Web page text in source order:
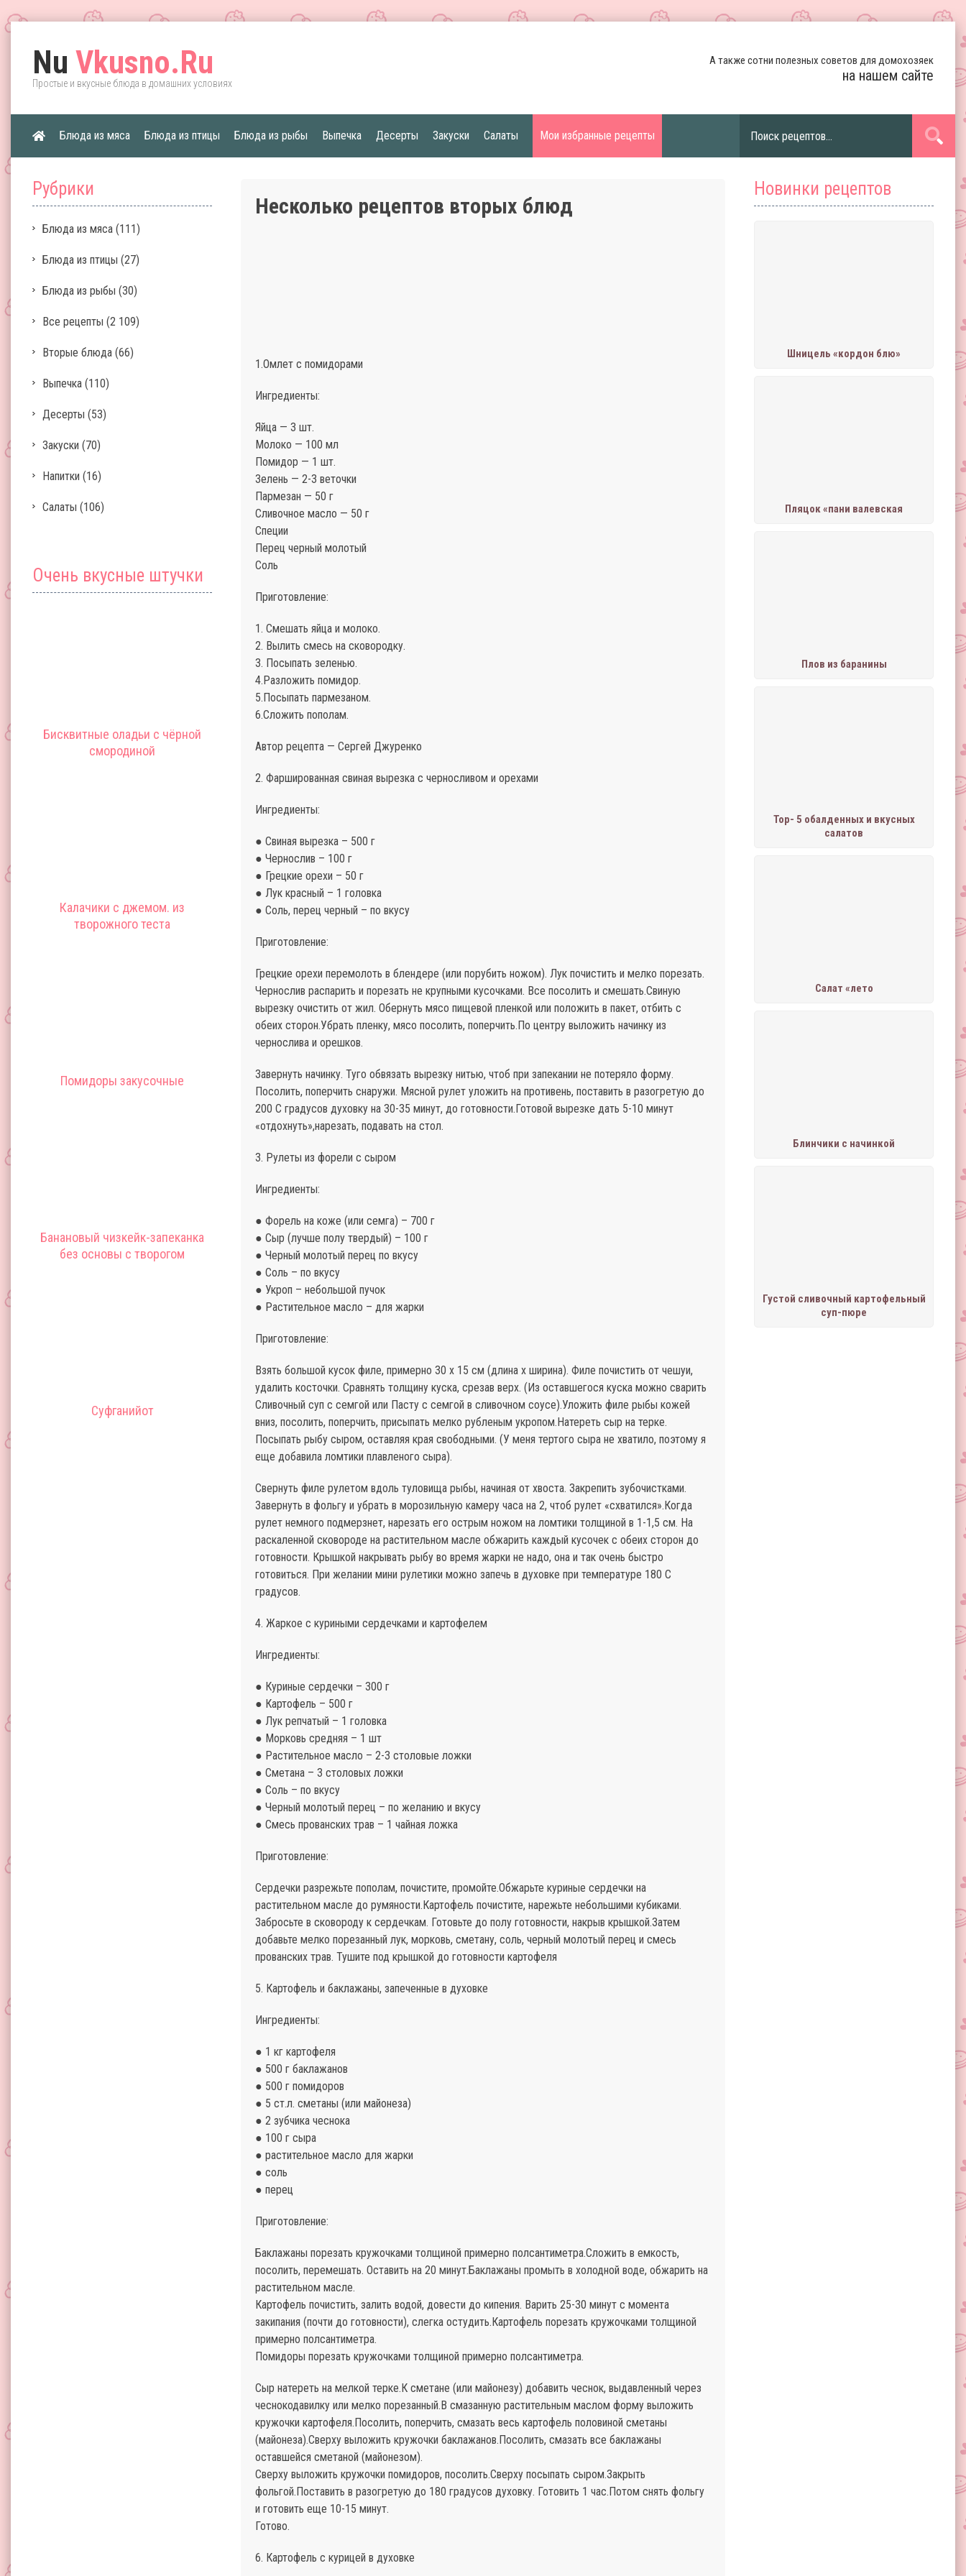
Nu Vkusno.Ru
Простые и вкусные блюда в домашних условиях
А также сотни полезных советов для домохозяек
на нашем сайте
Блюда из мяса Блюда из птицы Блюда из рыбы Выпечка Десерты Закуски Салаты Мои избранные рецепты
Рубрики
Блюда из мяса (111)
Блюда из птицы (27)
Блюда из рыбы (30)
Все рецепты (2 109)
Вторые блюда (66)
Выпечка (110)
Десерты (53)
Закуски (70)
Напитки (16)
Салаты (106)
Очень вкусные штучки
Бисквитные оладьи с чёрной
смородиной
Калачики с джемом. из
творожного теста
Помидоры закусочные
Банановый чизкейк-запеканка
без основы с творогом
Суфганийот
Новинки рецептов
Шницель «кордон блю»
Пляцок «пани валевская
Плов из баранины
Тор- 5 обалденных и вкусных
салатов
Салат «лето
Блинчики с начинкой
Густой сливочный картофельный
суп-пюре
Несколько рецептов вторых блюд
1.Омлет с помидорами
Ингредиенты:
Яйца — 3 шт.
Молоко — 100 мл
Помидор — 1 шт.
Зелень — 2-3 веточки
Пармезан — 50 г
Сливочное масло — 50 г
Специи
Перец черный молотый
Соль
Приготовление:
1. Смешать яйца и молоко.
2. Вылить смесь на сковородку.
3. Посыпать зеленью.
4.Разложить помидор.
5.Посыпать пармезаном.
6.Сложить пополам.
Автор рецепта — Сергей Джуренко
2. Фаршированная свиная вырезка с черносливом и орехами
Ингредиенты:
● Свиная вырезка – 500 г
● Чернослив – 100 г
● Грецкие орехи – 50 г
● Лук красный – 1 головка
● Соль, перец черный – по вкусу
Приготовление:
Грецкие орехи перемолоть в блендере (или порубить ножом). Лук почистить и мелко порезать.
Чернослив распарить и порезать не крупными кусочками. Все посолить и смешать.Свиную
вырезку очистить от жил. Обернуть мясо пищевой пленкой или положить в пакет, отбить с
обеих сторон.Убрать пленку, мясо посолить, поперчить.По центру выложить начинку из
чернослива и орешков.
Завернуть начинку. Туго обвязать вырезку нитью, чтоб при запекании не потеряло форму.
Посолить, поперчить снаружи. Мясной рулет уложить на противень, поставить в разогретую до
200 С градусов духовку на 30-35 минут, до готовности.Готовой вырезке дать 5-10 минут
«отдохнуть»,нарезать, подавать на стол.
3. Рулеты из форели с сыром
Ингредиенты:
● Форель на коже (или семга) – 700 г
● Сыр (лучше полу твердый) – 100 г
● Черный молотый перец по вкусу
● Соль – по вкусу
● Укроп – небольшой пучок
● Растительное масло – для жарки
Приготовление:
Взять большой кусок филе, примерно 30 х 15 см (длина х ширина). Филе почистить от чешуи,
удалить косточки. Сравнять толщину куска, срезав верх. (Из оставшегося куска можно сварить
Сливочный суп с семгой или Пасту с семгой в сливочном соусе).Уложить филе рыбы кожей
вниз, посолить, поперчить, присыпать мелко рубленым укропом.Натереть сыр на терке.
Посыпать рыбу сыром, оставляя края свободными. (У меня тертого сыра не хватило, поэтому я
еще добавила ломтики плавленого сыра).
Свернуть филе рулетом вдоль туловища рыбы, начиная от хвоста. Закрепить зубочистками.
Завернуть в фольгу и убрать в морозильную камеру часа на 2, чтоб рулет «схватился».Когда
рулет немного подмерзнет, нарезать его острым ножом на ломтики толщиной в 1-1,5 см. На
раскаленной сковороде на растительном масле обжарить каждый кусочек с обеих сторон до
готовности. Крышкой накрывать рыбу во время жарки не надо, она и так очень быстро
готовиться. При желании мини рулетики можно запечь в духовке при температуре 180 С
градусов.
4. Жаркое с куриными сердечками и картофелем
Ингредиенты:
● Куриные сердечки – 300 г
● Картофель – 500 г
● Лук репчатый – 1 головка
● Морковь средняя – 1 шт
● Растительное масло – 2-3 столовые ложки
● Сметана – 3 столовых ложки
● Соль – по вкусу
● Черный молотый перец – по желанию и вкусу
● Смесь прованских трав – 1 чайная ложка
Приготовление:
Сердечки разрежьте пополам, почистите, промойте.Обжарьте куриные сердечки на
растительном масле до румяности.Картофель почистите, нарежьте небольшими кубиками.
Забросьте в сковороду к сердечкам. Готовьте до полу готовности, накрыв крышкой.Затем
добавьте мелко порезанный лук, морковь, сметану, соль, черный молотый перец и смесь
прованских трав. Тушите под крышкой до готовности картофеля
5. Картофель и баклажаны, запеченные в духовке
Ингредиенты:
● 1 кг картофеля
● 500 г баклажанов
● 500 г помидоров
● 5 ст.л. сметаны (или майонеза)
● 2 зубчика чеснока
● 100 г сыра
● растительное масло для жарки
● соль
● перец
Приготовление:
Баклажаны порезать кружочками толщиной примерно полсантиметра.Сложить в емкость,
посолить, перемешать. Оставить на 20 минут.Баклажаны промыть в холодной воде, обжарить на
растительном масле.
Картофель почистить, залить водой, довести до кипения. Варить 25-30 минут с момента
закипания (почти до готовности), слегка остудить.Картофель порезать кружочками толщиной
примерно полсантиметра.
Помидоры порезать кружочками толщиной примерно полсантиметра.
Сыр натереть на мелкой терке.К сметане (или майонезу) добавить чеснок, выдавленный через
чеснокодавилку или мелко порезанный.В смазанную растительным маслом форму выложить
кружочки картофеля.Посолить, поперчить, смазать весь картофель половиной сметаны
(майонеза).Сверху выложить кружочки баклажанов.Посолить, смазать все баклажаны
оставшейся сметаной (майонезом).
Сверху выложить кружочки помидоров, посолить.Сверху посыпать сыром.Закрыть
фольгой.Поставить в разогретую до 180 градусов духовку. Готовить 1 час.Потом снять фольгу
и готовить еще 10-15 минут.
Готово.
6. Картофель с курицей в духовке